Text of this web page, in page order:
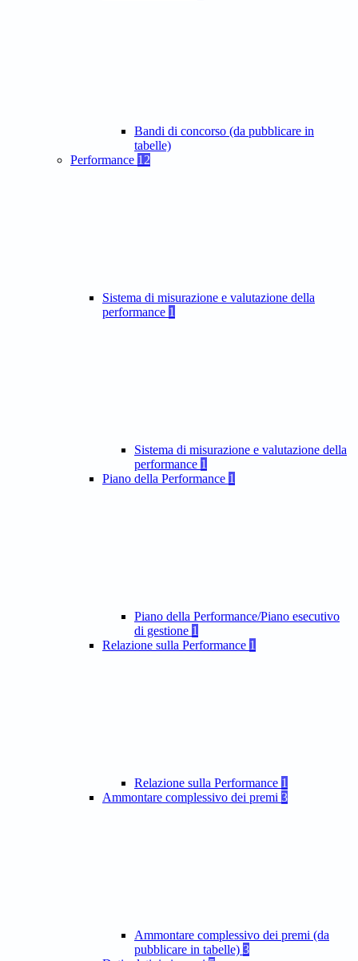
Bandi di concorso (da pubblicare in
tabelle)
Performance 12
Sistema di misurazione e valutazione della
performance 1
Sistema di misurazione e valutazione della
performance 1
Piano della Performance 1
Piano della Performance/Piano esecutivo
di gestione 1
Relazione sulla Performance 1
Relazione sulla Performance 1
Ammontare complessivo dei premi 3
Ammontare complessivo dei premi (da
pubblicare in tabelle) 3